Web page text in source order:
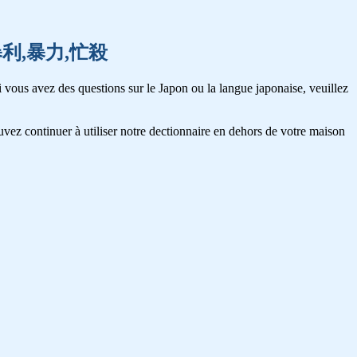
,暴力,忙殺
avez des questions sur le Japon ou la langue japonaise, veuillez
continuer à utiliser notre dectionnaire en dehors de votre maison